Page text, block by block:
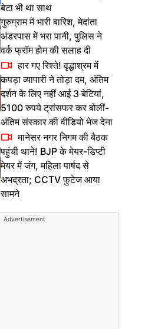
बेटा भी था साथ
गुरुग्राम में भारी बारिश, मेदांता
अंडरपास में भरा पानी, पुलिस ने
वर्क फ्रॉम होम की सलाह दी
हार गए रिश्ते! वृद्धाश्रम में
कपड़ा व्यापारी ने तोड़ा दम, अंतिम
दर्शन के लिए नहीं आई 3 बेटियां,
5100 रुपये ट्रांसफर कर बोलीं-
अंतिम संस्कार की वीडियो भेज देना
मानेसर नगर निगम की बैठक
पहुंची थाने! BJP के मेयर-डिप्टी
मेयर में जंग, महिला पार्षद से
अभद्रता; CCTV फुटेज आया
सामने
Advertisement